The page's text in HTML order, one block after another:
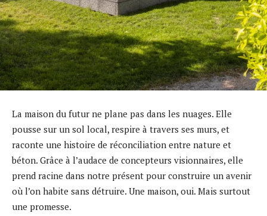
La maison du futur ne plane pas dans les nuages. Elle
pousse sur un sol local, respire à travers ses murs, et
raconte une histoire de réconciliation entre nature et
béton. Grâce à l’audace de concepteurs visionnaires, elle
prend racine dans notre présent pour construire un avenir
où l’on habite sans détruire. Une maison, oui. Mais surtout
une promesse.